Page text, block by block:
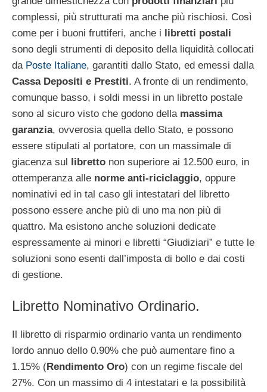
complessi, più strutturati ma anche più rischiosi. Così
come per i buoni fruttiferi, anche i libretti postali
sono degli strumenti di deposito della liquidità collocati
da Poste Italiane, garantiti dallo Stato, ed emessi dalla
Cassa Depositi e Prestiti. A fronte di un rendimento,
comunque basso, i soldi messi in un libretto postale
sono al sicuro visto che godono della massima
garanzia, ovverosia quella dello Stato, e possono
essere stipulati al portatore, con un massimale di
giacenza sul libretto non superiore ai 12.500 euro, in
ottemperanza alle norme anti-riciclaggio, oppure
nominativi ed in tal caso gli intestatari del libretto
possono essere anche più di uno ma non più di
quattro. Ma esistono anche soluzioni dedicate
espressamente ai minori e libretti “Giudiziari” e tutte le
soluzioni sono esenti dall’imposta di bollo e dai costi
di gestione.
Libretto Nominativo Ordinario.
Il libretto di risparmio ordinario vanta un rendimento
lordo annuo dello 0.90% che può aumentare fino a
1.15% (Rendimento Oro) con un regime fiscale del
27%. Con un massimo di 4 intestatari e la possibilità